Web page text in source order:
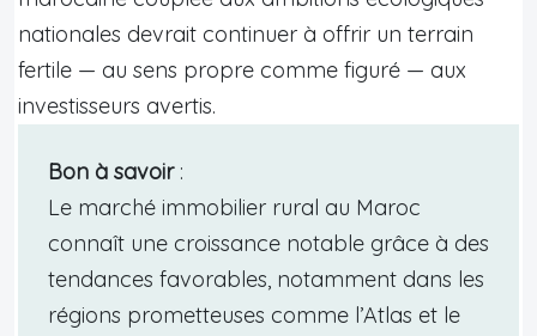
nationales devrait continuer à offrir un terrain
fertile — au sens propre comme figuré — aux
investisseurs avertis.
Bon à savoir:
Le marché immobilier rural au Maroc
connaît une croissance notable grâce à des
tendances favorables, notamment dans les
régions prometteuses comme l’Atlas et le